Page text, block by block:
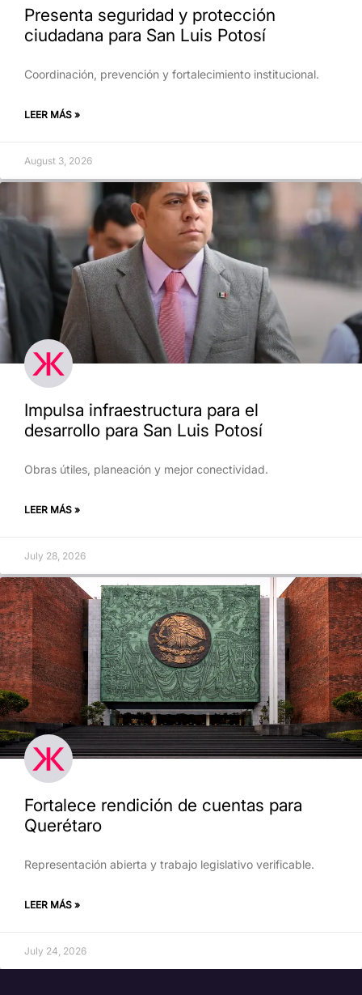
Presenta seguridad y protección
ciudadana para San Luis Potosí
Coordinación, prevención y fortalecimiento institucional.
LEER MÁS »
August 3, 2026
Impulsa infraestructura para el
desarrollo para San Luis Potosí
Obras útiles, planeación y mejor conectividad.
LEER MÁS »
July 28, 2026
Fortalece rendición de cuentas para
Querétaro
Representación abierta y trabajo legislativo verificable.
LEER MÁS »
July 24, 2026